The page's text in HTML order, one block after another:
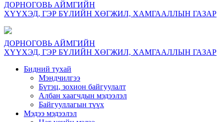
ДОРНОГОВЬ АЙМГИЙН
ХҮҮХЭД, ГЭР БҮЛИЙН ХӨГЖИЛ, ХАМГААЛЛЫН ГАЗАР
ДОРНОГОВЬ АЙМГИЙН
ХҮҮХЭД, ГЭР БҮЛИЙН ХӨГЖИЛ, ХАМГААЛЛЫН ГАЗАР
Бидний тухай
Мэндчилгээ
Бүтэц, зохион байгуулалт
Албан хаагчдын мэдээлэл
Байгууллагын түүх
Мэдээ мэдээлэл